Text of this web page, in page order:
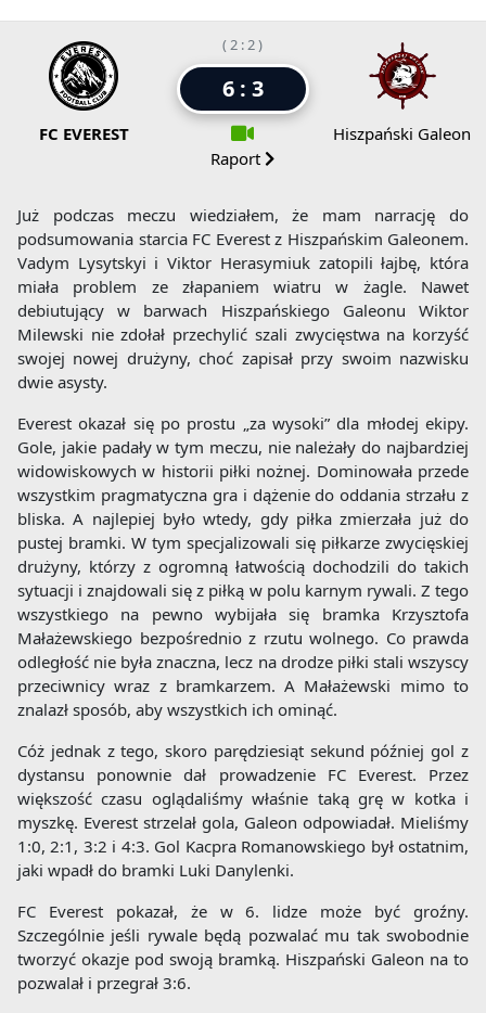
FC EVEREST
( 2 : 2 )
6 : 3
Raport
Hiszpański Galeon
Już podczas meczu wiedziałem, że mam narrację do
podsumowania starcia FC Everest z Hiszpańskim Galeonem.
Vadym Lysytskyi i Viktor Herasymiuk zatopili łajbę, która
miała problem ze złapaniem wiatru w żagle. Nawet
debiutujący w barwach Hiszpańskiego Galeonu Wiktor
Milewski nie zdołał przechylić szali zwycięstwa na korzyść
swojej nowej drużyny, choć zapisał przy swoim nazwisku
dwie asysty.
Everest okazał się po prostu „za wysoki” dla młodej ekipy.
Gole, jakie padały w tym meczu, nie należały do najbardziej
widowiskowych w historii piłki nożnej. Dominowała przede
wszystkim pragmatyczna gra i dążenie do oddania strzału z
bliska. A najlepiej było wtedy, gdy piłka zmierzała już do
pustej bramki. W tym specjalizowali się piłkarze zwycięskiej
drużyny, którzy z ogromną łatwością dochodzili do takich
sytuacji i znajdowali się z piłką w polu karnym rywali. Z tego
wszystkiego na pewno wybijała się bramka Krzysztofa
Małażewskiego bezpośrednio z rzutu wolnego. Co prawda
odległość nie była znaczna, lecz na drodze piłki stali wszyscy
przeciwnicy wraz z bramkarzem. A Małażewski mimo to
znalazł sposób, aby wszystkich ich ominąć.
Cóż jednak z tego, skoro parędziesiąt sekund później gol z
dystansu ponownie dał prowadzenie FC Everest. Przez
większość czasu oglądaliśmy właśnie taką grę w kotka i
myszkę. Everest strzelał gola, Galeon odpowiadał. Mieliśmy
1:0, 2:1, 3:2 i 4:3. Gol Kacpra Romanowskiego był ostatnim,
jaki wpadł do bramki Luki Danylenki.
FC Everest pokazał, że w 6. lidze może być groźny.
Szczególnie jeśli rywale będą pozwalać mu tak swobodnie
tworzyć okazje pod swoją bramką. Hiszpański Galeon na to
pozwalał i przegrał 3:6.